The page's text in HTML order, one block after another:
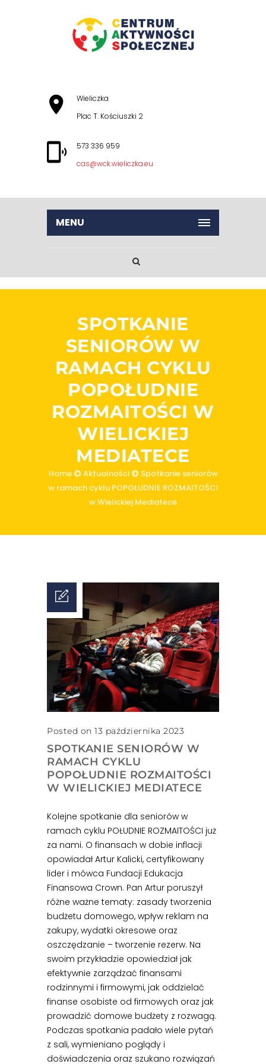
Wieliczka
Plac T. Kościuszki 2
573 336 959
cas@wck.wieliczka.eu
MENU
SPOTKANIE
SENIORÓW W
RAMACH CYKLU
POPOŁUDNIE
ROZMAITOŚCI W
WIELICKIEJ
MEDIATECE
Home Aktualności
Spotkanie seniorów
w ramach cyklu POPOŁUDNIE ROZMAITOŚCI
w Wielickiej Mediatece
Posted on 13 października 2023
SPOTKANIE SENIORÓW W
RAMACH CYKLU
POPOŁUDNIE ROZMAITOŚCI
W WIELICKIEJ MEDIATECE
Kolejne spotkanie dla seniorów w
ramach cyklu POŁUDNIE ROZMAITOŚCI już
za nami. O finansach w dobie inflacji
opowiadał Artur Kalicki, certyfikowany
lider i mówca Fundacji Edukacja
Finansowa Crown. Pan Artur poruszył
różne ważne tematy: zasady tworzenia
budżetu domowego, wpływ reklam na
zakupy, wydatki okresowe oraz
oszczędzanie – tworzenie rezerw. Na
swoim przykładzie opowiedział jak
efektywnie zarządzać finansami
rodzinnymi i firmowymi, jak oddzielać
finanse osobiste od firmowych oraz jak
prowadzić domowe budżety z rozwagą.
Podczas spotkania padało wiele pytań
z sali, wymieniano poglądy i
doświadczenia oraz szukano rozwiązań